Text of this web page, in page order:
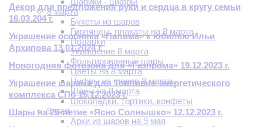
8 марта
Букеты из шаров
Гирлянды, плакаты на 8 марта
Подарки
Украшение 8 марта
Фольгированные шары
Цветы на 8 марта
Цифры из шаров 8 марта
Шары на 8 марта
Шоколадки, тортики, конфеты
9 мая
Арки из шаров на 9 мая
Декор для предложения руки и сердца в кругу семьи
16.03.204 г.
Украшение особняка «Пальма» к юбилею Ильи
Архипова 13.01.2024 г.
Новогодняя фотозона для «Газпрома» 19.12.2023 г.
Украшение шарами для Топливно-энергетического
комплекса СПб 15.12.2023 г.
Шары на 25-летие «Ясно Солнышко» 12.12.2023 г.